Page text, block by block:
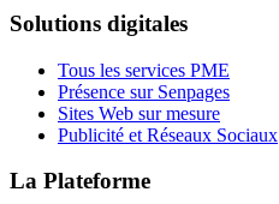
Solutions digitales
Tous les services PME
Présence sur Senpages
Sites Web sur mesure
Publicité et Réseaux Sociaux
La Plateforme